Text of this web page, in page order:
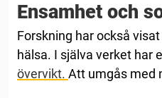
Ensamhet och
Forskning har också
hälsa. I själva verket har
övervikt. Att umgås med